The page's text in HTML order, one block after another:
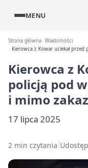
MENU
Strona główna Wiadomości
Kierowca z Kowar uciekał
Kierowca z
policją pod
i mimo
17 lipca 2025
2 min czytania